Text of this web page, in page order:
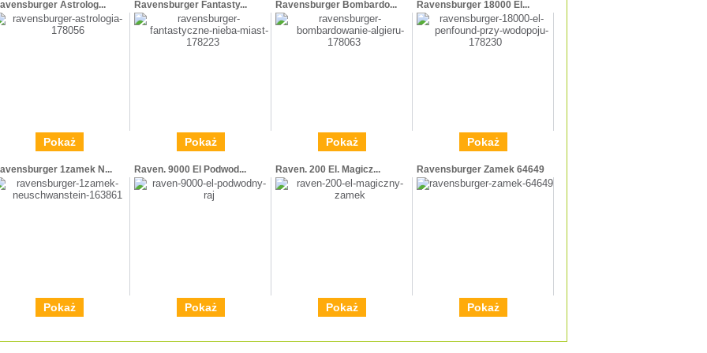
Astrolog...
Pokaż
Ravensburger Fantasty...
Pokaż
Ravensburger Bombardo...
Pokaż
Ravensburger 18000 El...
Pokaż
1zamek N...
Pokaż
Raven. 9000 El Podwod...
Pokaż
Raven. 200 El. Magicz...
Pokaż
Ravensburger Zamek 64649
Pokaż